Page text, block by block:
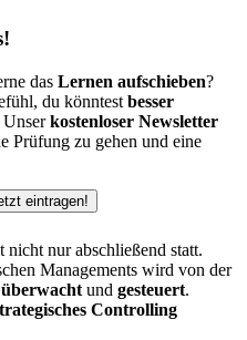
das Lernen aufschieben?
du könntest besser
Unserkostenloser Newsletter
Prüfung zu gehen und eine
nur abschließend statt.
Managements wird von der
überwacht und gesteuert.
Controlling